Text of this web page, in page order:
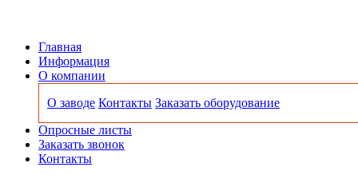
Главная
Информация
О компании
О заводе Контакты Заказать оборудование
Опросные листы
Заказать звонок
Контакты